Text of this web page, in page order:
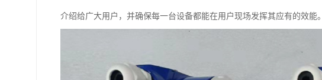
介绍给广大用户，并确保每一台设备都能在用户现场发挥其应有的效能。